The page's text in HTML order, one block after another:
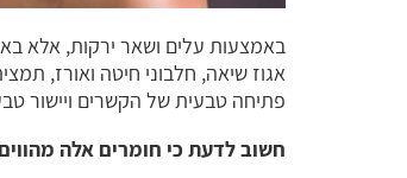
אגוז שיאה, חלבוני חיטה ואורז,
פתיחה טבעית של הקשרים ויישור
חשוב לדעת כי חומרים אלה